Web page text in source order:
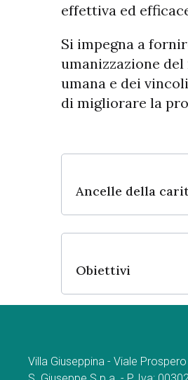
effettiva ed
Si impegna a
umanizzazione
umana e dei
di migliorare la
Ancelle della
Obiettivi
Villa Giuseppina - Viale